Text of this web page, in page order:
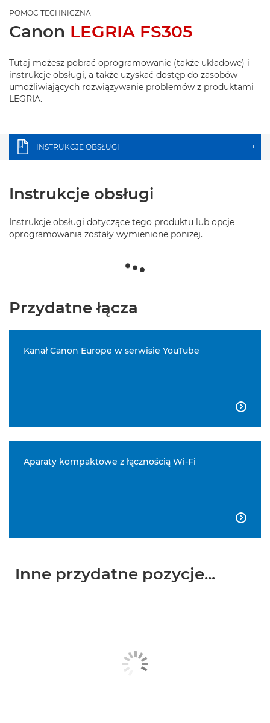
POMOC TECHNICZNA
Canon LEGRIA FS305
Tutaj możesz pobrać oprogramowanie (także układowe) i
instrukcje obsługi, a także uzyskać dostęp do zasobów
umożliwiających rozwiązywanie problemów z produktami
LEGRIA.
INSTRUKCJE OBSŁUGI +
Instrukcje obsługi
Instrukcje obsługi dotyczące tego produktu lub opcje
oprogramowania zostały wymienione poniżej.
Przydatne łącza
Kanał Canon Europe w serwisie YouTube

Aparaty kompaktowe z łącznością Wi-Fi

Inne przydatne pozycje...